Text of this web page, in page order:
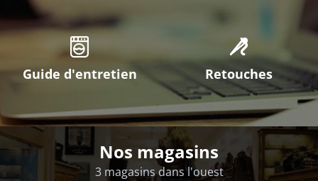
Guide d'entretien Retouches
Nos magasins
3 magasins dans l'ouest